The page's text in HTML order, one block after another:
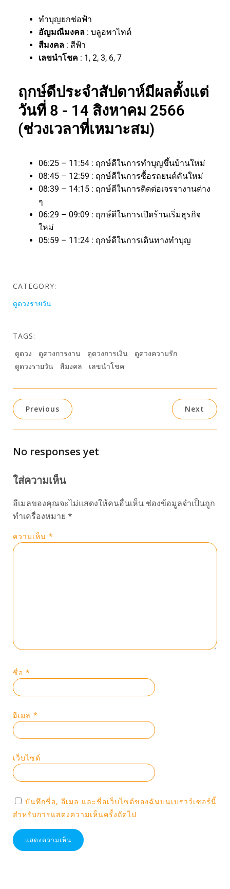
ทำบุญยกช่อฟ้า
อัญมณีมงคล : บลูอพาไทต์
สีมงคล : สีฟ้า
เลขนำโชค : 1, 2, 3, 6, 7
ฤกษ์ดีประจำสัปดาห์มีผลตั้งแต่
วันที่ 8 - 14 สิงหาคม 2566
(ช่วงเวลาที่เหมาะสม)
06:25 – 11:54 : ฤกษ์ดีในการทำบุญขึ้นบ้านใหม่
08:45 – 12:59 : ฤกษ์ดีในการซื้อรถยนต์คันใหม่
08:39 – 14:15 : ฤกษ์ดีในการติดต่อเจรจางานต่าง
ๆ
06:29 – 09:09 : ฤกษ์ดีในการเปิดร้านเริ่มธุรกิจ
ใหม่
05:59 – 11:24 : ฤกษ์ดีในการเดินทางทำบุญ
CATEGORY:
ดูดวงรายวัน
TAGS:
ดูดวง
ดูดวงการงาน ดูดวงการเงิน
ดูดวงความรัก
ดูดวงรายวัน
สีมงคล เลขนำโชค
Previous Next
No responses yet
ใส่ความเห็น
อีเมลของคุณจะไม่แสดงให้คนอื่นเห็น ช่องข้อมูลจำเป็นถูก
ทำเครื่องหมาย *
ความเห็น *
ชื่อ *
อีเมล *
เว็บไซต์
บันทึกชื่อ, อีเมล และชื่อเว็บไซต์ของฉันบนเบราว์เซอร์นี้
สำหรับการแสดงความเห็นครั้งถัดไป